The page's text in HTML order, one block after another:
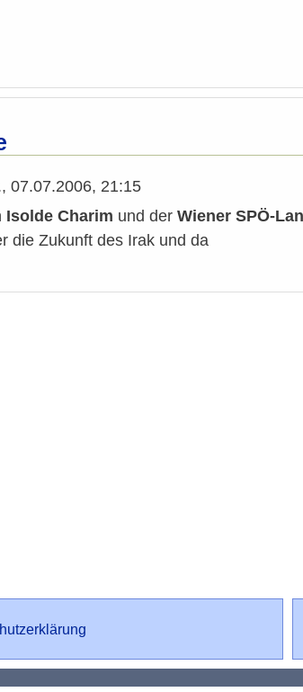
07.07.2006, 21:15
Isolde Charim und der Wiener SPÖ-
die Zukunft des Irak und da